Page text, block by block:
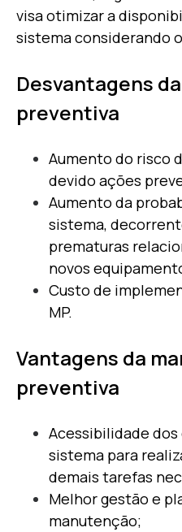
visa otimizar a
sistema considerando
Desvantagens
preventiva
Aumento do risco
devido ações
Aumento da
sistema,
prematuras
novos
Custo de
MP.
Vantagens da
preventiva
Acessibilidade
sistema para
demais tarefas
Melhor gestão e
manutenção;